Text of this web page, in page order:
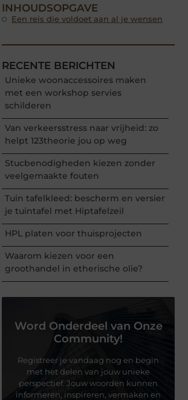
INHOUDSOPGAVE
Een reis die voldoet aan al je wensen
RECENTE BERICHTEN
Unieke woonaccessoires maken
met een workshop servies
schilderen
Van verkeersstress naar vrijheid: zo
helpt 123theorie jou op weg
Stucbenodigheden kiezen zonder
veelgemaakte fouten
Tuin tafelkleed: bescherm en versier
je tuintafel met Hiptafelzeil
HPL platen voor thuisprojecten
Waarom kiezen voor een
groothandel in etherische olie?
Word Onderdeel van Onze
Community!
Registreer je vandaag nog en begin
met het delen van jouw unieke
perspectief. Jouw woorden kunnen
informeren, inspireren, vermaken en